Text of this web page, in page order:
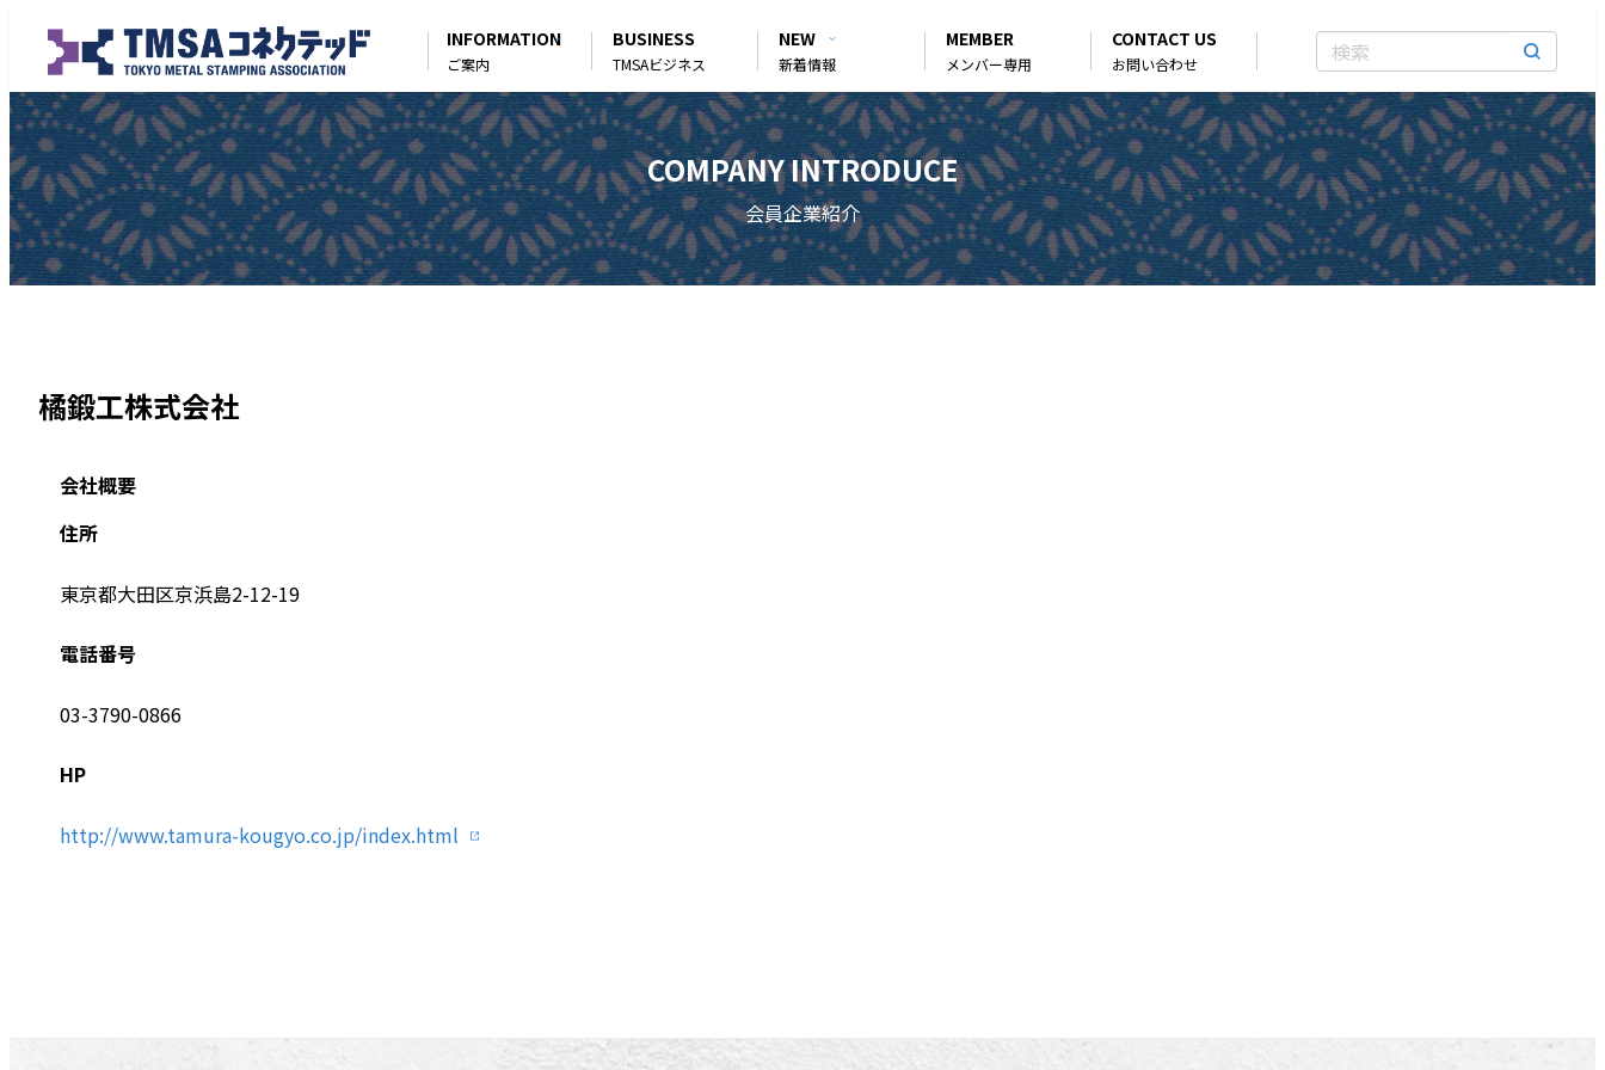
INFORMATION
ご案内
BUSINESS
TMSAビジネス
NEW
新着情報
MEMBER
メンバー専用
CONTACT US
お問い合わせ
COMPANY INTRODUCE
会員企業紹介
橘鍛工株式会社
会社概要
住所
東京都大田区京浜島2-12-19
電話番号
03-3790-0866
HP
http://www.tamura-kougyo.co.jp/index.html